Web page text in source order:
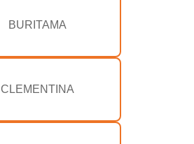
BURITAMA
CLEMENTINA